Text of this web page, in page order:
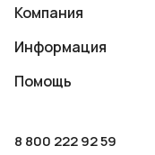
Компания
Информация
Помощь
8 800 222 92 59